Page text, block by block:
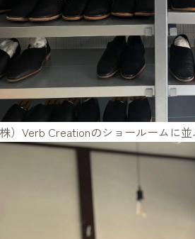
）Verb Creationのショールームに